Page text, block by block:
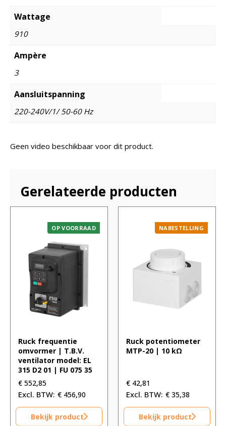
Wattage
910
Ampère
3
Aansluitspanning
220-240V/1/ 50-60 Hz
Geen video beschikbaar voor dit product.
Gerelateerde producten
OP VOORRAAD
Ruck frequentie
omvormer | T.B.V.
ventilator model: EL
315 D2 01 | FU 075 35
€ 552,85
€ 456,90
Bekijk product
NABESTELLING
Ruck potentiometer
MTP-20 | 10 kΩ
€ 42,81
€ 35,38
Bekijk product